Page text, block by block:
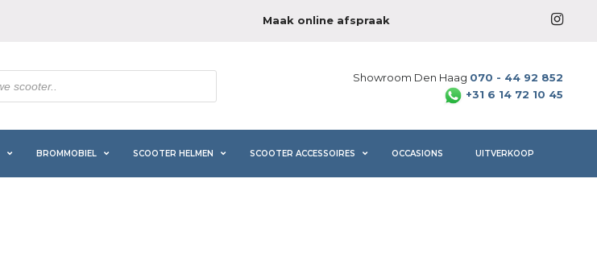
Maak online afspraak
Showroom Den Haag 070 - 44 92 852
+31 6 14 72 10 45
BROMMOBIEL SCOOTER HELMEN SCOOTER ACCESSOIRES OCCASIONS UITVERKOOP